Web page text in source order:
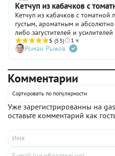
Кетчуп из кабачков с
Кетчуп из кабачков с томатной
густым, ароматным и
либо загустителей и
заготовок кетчуп из кабачков,
кулинар может подстроить под
находкой и поможет «спасти»
желании можно использовать и
куркуму, бадьян, кардамон, или
букет гарни. Рецепт кетчупа из
прост и не требует много
заключается в качественных и
5 (53) 1 ч
Роман Рыжов
Комментарии
Сортировать по популярности
Уже зарегистрированны на
оставьте комментарий как